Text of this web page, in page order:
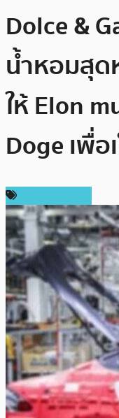
Dolce &
น้ำหอมสุด
ให้ Elon
Doge เพื่อ